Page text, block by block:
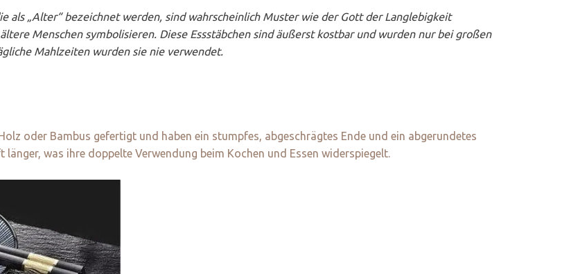
als „Alter“ bezeichnet werden, sind wahrscheinlich Muster wie der Gott der Langlebigkeit
Menschen symbolisieren. Diese Essstäbchen sind äußerst kostbar und wurden nur bei großen
Mahlzeiten wurden sie nie verwendet.
oder Bambus gefertigt und haben ein stumpfes, abgeschrägtes Ende und ein abgerundetes
was ihre doppelte Verwendung beim Kochen und Essen widerspiegelt.